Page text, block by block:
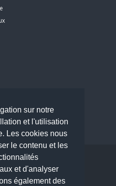
sur notre
et l'utilisation
Les cookies nous
le contenu et les
et d'analyser
également des